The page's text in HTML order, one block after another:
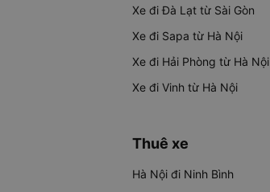
Xe đi Đà Lạt từ Sài Gòn
Xe đi Sapa từ Hà Nội
Xe đi Hải Phòng từ Hà Nội
Xe đi Vinh từ Hà Nội
Thuê xe
Hà Nội đi Ninh Bình